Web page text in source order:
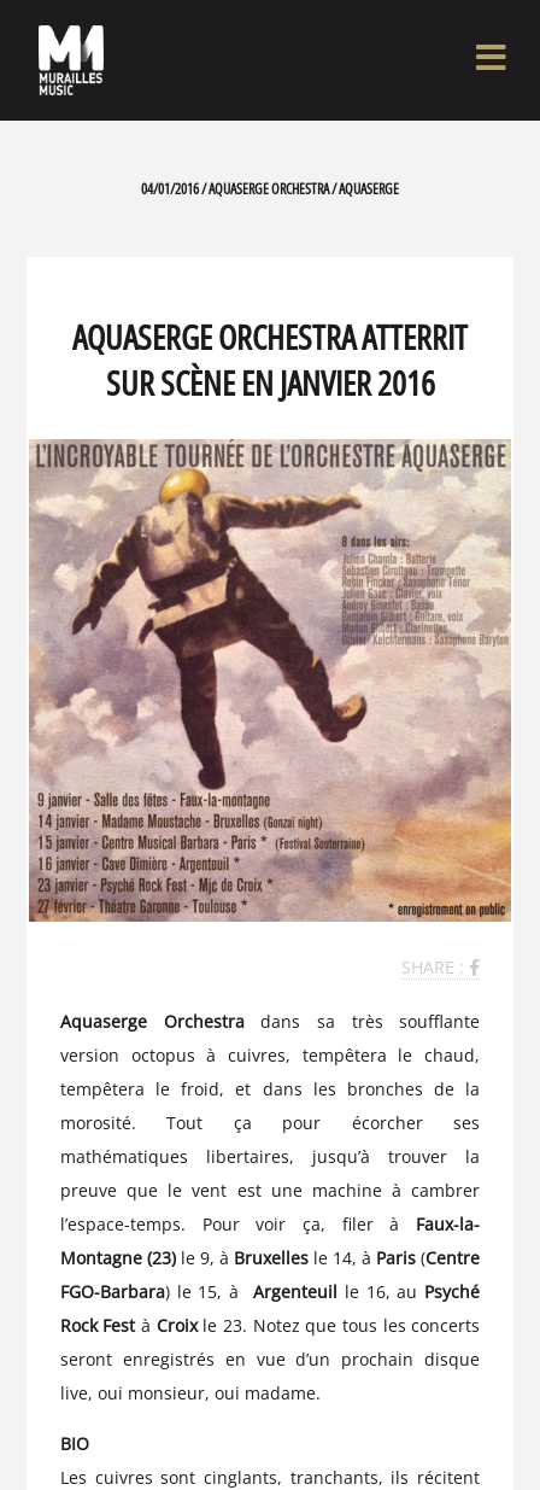
04/01/2016 / AQUASERGE ORCHESTRA / AQUASERGE
AQUASERGE ORCHESTRA ATTERRIT
SUR SCÈNE EN JANVIER 2016
SHARE :
Aquaserge Orchestradans sa très soufflante
version octopus à cuivres, tempêtera le chaud,
tempêtera le froid, et dans les bronches de la
morosité. Tout ça pour écorcher ses
mathématiques libertaires, jusqu’à trouver la
preuve que le vent est une machine à cambrer
l’espace-temps. Pour voir ça, filer à Faux-la-
Montagne (23)le 9, à Bruxelles le 14, à Paris (Centre
FGO-Barbara) le 15, à Argenteuil le 16, au Psyché
Rock Festà Croixle 23. Notez que tous les concerts
seront enregistrés en vue d’un prochain disque
live, oui monsieur, oui madame.
BIO
Les cuivres sont cinglants, tranchants, ils récitent